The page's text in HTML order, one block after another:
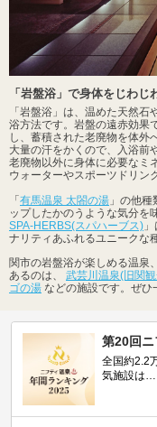
「岩盤浴」で身体をじわじ
「岩盤浴」は、温めた天然
浴方法です。岩盤の遠赤効果
し、蓄積された老廃物を体外
大量の汗をかくので、入浴前
老廃物以外に身体に必要なミ
ウォーターやスポーツドリン
「 有馬温泉 太閤の湯 」の他
ップしたかのうような気分を
SPA-HERBS(スパハーブス)
ナリティあふれるユニークな
関市の岩盤浴が楽しめる温泉
あるのは、 武芸川温泉(旧関
ゴの湯 などの施設です。ぜひ
第20回
全国約2.2
気施設は…